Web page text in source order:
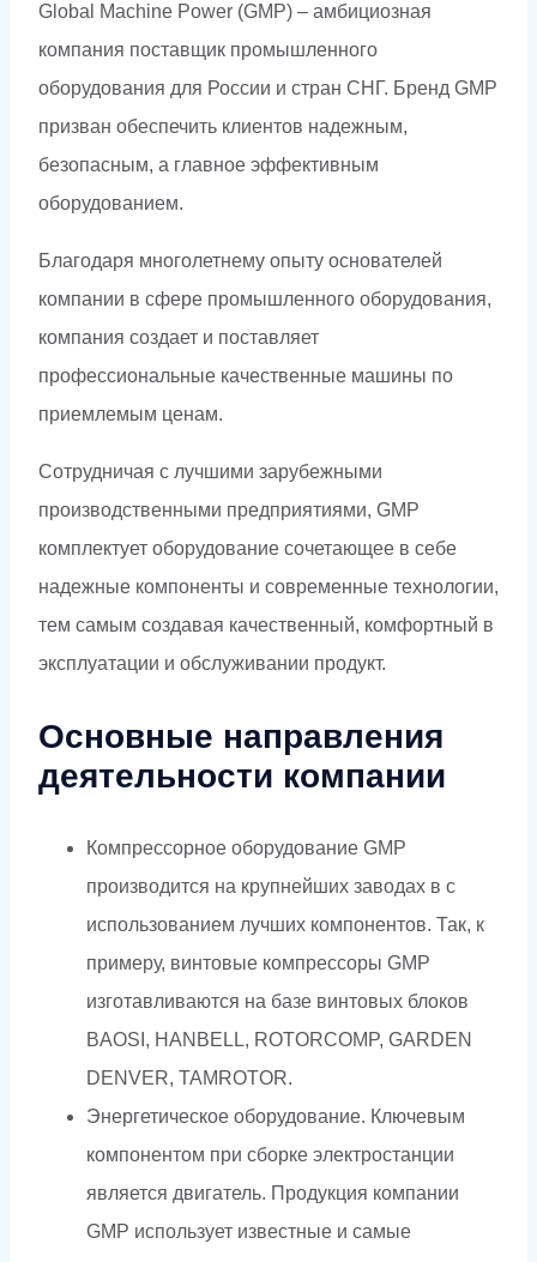
Global Machine Power (GMP) – амбициозная
компания поставщик промышленного
оборудования для России и стран СНГ. Бренд GMP
призван обеспечить клиентов надежным,
безопасным, а главное эффективным
оборудованием.
Благодаря многолетнему опыту основателей
компании в сфере промышленного оборудования,
компания создает и поставляет
профессиональные качественные машины по
приемлемым ценам.
Сотрудничая с лучшими зарубежными
производственными предприятиями, GMP
комплектует оборудование сочетающее в себе
надежные компоненты и современные технологии,
тем самым создавая качественный, комфортный в
эксплуатации и обслуживании продукт.
Основные направления
деятельности компании
Компрессорное оборудование GMP
производится на крупнейших заводах в с
использованием лучших компонентов. Так, к
примеру, винтовые компрессоры GMP
изготавливаются на базе винтовых блоков
BAOSI, HANBELL, ROTORCOMP, GARDEN
DENVER, TAMROTOR.
Энергетическое оборудование. Ключевым
компонентом при сборке электростанции
является двигатель. Продукция компании
GMP использует известные и самые